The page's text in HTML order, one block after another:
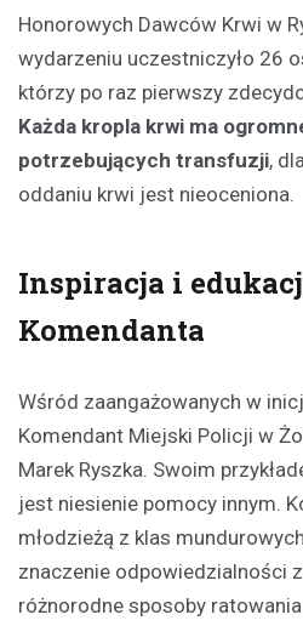
Honorowych Dawców Krwi w
wydarzeniu uczestniczyło 26
którzy po raz pierwszy
Każda kropla krwi ma
potrzebujących transfuzji,
oddaniu krwi jest nieoceniona.
Inspiracja i
Komendanta
Wśród zaangażowanych w
Komendant Miejski Policji w
Marek Ryszka. Swoim
jest niesienie pomocy innym.
młodzieżą z klas
znaczenie odpowiedzialności
różnorodne sposoby